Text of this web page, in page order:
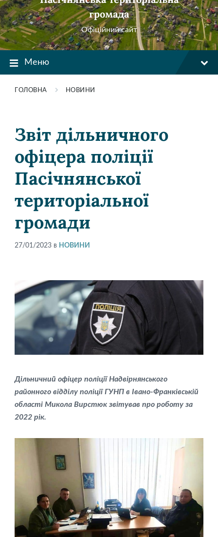
громада
Офіційний сайт
Меню
ГОЛОВНА НОВИНИ
Звіт дільничного
офіцера поліції
Пасічнянської
територіальної
громади
27/01/2023 в НОВИНИ
Дільничний офіцер поліції Надвірнянського
районного відділу поліції ГУНП в Івано-Франківській
області Микола Вирстюк звітував про роботу за
2022 рік.